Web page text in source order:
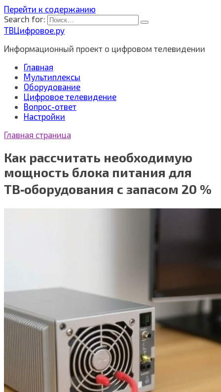
Перейти к содержанию
Search for:
ТВЦифровое.ру
Информационный проект о цифровом телевидении
Главная
Мультиплексы
Оборудование
Цифровое телевидение
Вопрос-ответ
Настройки
Главная страница
Как рассчитать необходимую
мощность блока питания для
ТВ‑оборудования с запасом 20 %